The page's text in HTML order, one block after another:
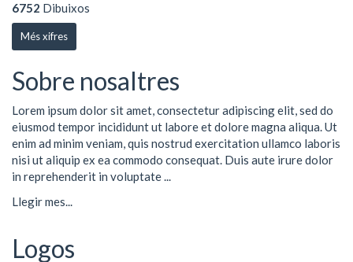
6752 Dibuixos
Més xifres
Sobre nosaltres
Lorem ipsum dolor sit amet, consectetur adipiscing elit, sed do
eiusmod tempor incididunt ut labore et dolore magna aliqua. Ut
enim ad minim veniam, quis nostrud exercitation ullamco laboris
nisi ut aliquip ex ea commodo consequat. Duis aute irure dolor
in reprehenderit in voluptate ...
Llegir mes...
Logos